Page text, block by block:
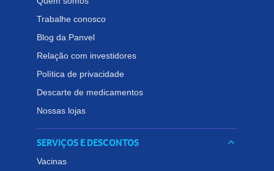
Trabalhe conosco
Blog da Panvel
Relação com investidores
Política de privacidade
Descarte de medicamentos
Nossas lojas
SERVIÇOS E DESCONTOS keyboard_arrow_down
Vacinas